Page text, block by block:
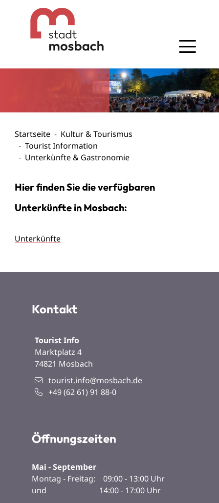
Gehe zum Navigationsbereich
Gehe zum Inhalt
Startseite
Kultur & Tourismus
Tourist Information
Unterkünfte & Gastronomie
Hier finden Sie die verfügbaren
Unterkünfte in Mosbach:
Unterkünfte
Kontakt
Tourist Info
Marktplatz 4
74821 Mosbach
tourist.info@mosbach.de
+49 (62 61) 91 88-0
Öffnungszeiten
Mai - September
Montag - Freitag: 09:00 - 13:00 Uhr
und 14:00 - 17:00 Uhr